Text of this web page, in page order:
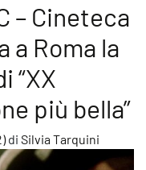
– Cineteca
a Roma la
“XX
più bella”
di Silvia Tarquini